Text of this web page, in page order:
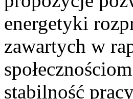
energetyki
zawartych w
stabilność